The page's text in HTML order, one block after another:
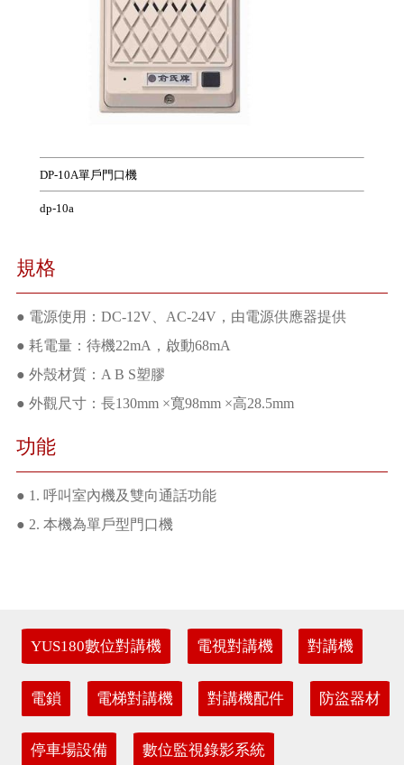
DP-10A單戶門口機
dp-10a
規格
● 電源使用：DC-12V、AC-24V，由電源供應器提供
● 耗電量：待機22mA，啟動68mA
● 外殼材質：A B S塑膠
● 外觀尺寸：長130mm ×寬98mm ×高28.5mm
功能
● 1. 呼叫室內機及雙向通話功能
● 2. 本機為單戶型門口機
YUS180數位對講機 電視對講機 對講機
電鎖 電梯對講機 對講機配件 防盜器材
停車場設備 數位監視錄影系統